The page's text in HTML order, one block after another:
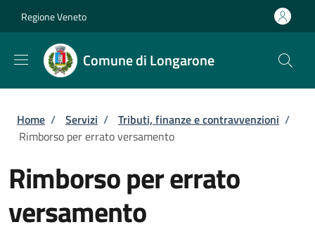
Regione Veneto
Comune di Longarone
Briciole di pane
Home / Servizi / Tributi, finanze e contravvenzioni /
Rimborso per errato versamento
Rimborso per errato
versamento